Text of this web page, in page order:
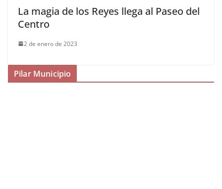
La magia de los Reyes llega al Paseo del
Centro
2 de enero de 2023
Pilar Municipio